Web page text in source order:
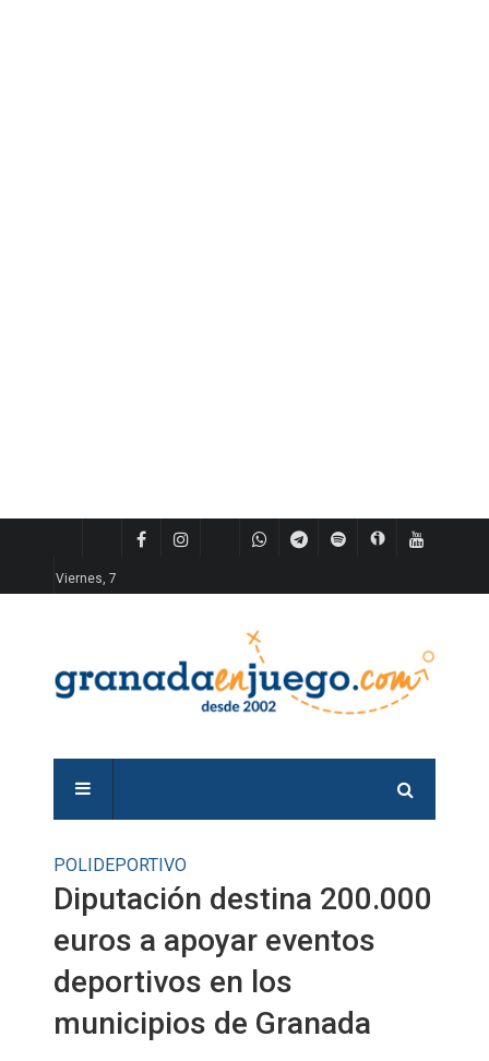
Viernes, 7
POLIDEPORTIVO
Diputación destina 200.000
euros a apoyar eventos
deportivos en los
municipios de Granada